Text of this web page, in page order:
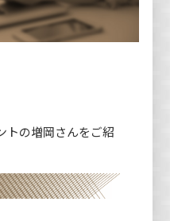
トの増岡さんをご紹